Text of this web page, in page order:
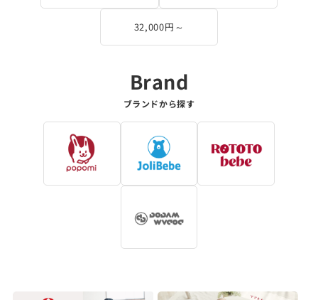
32,000円～
ブランドから探す